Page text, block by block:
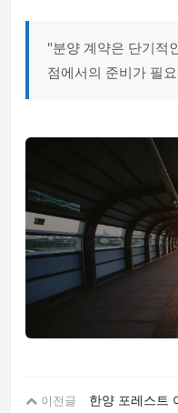
"분양 계약은 단기적
점에서의 준비가 필
이전글
한양 포레스트